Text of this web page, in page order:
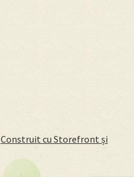
Construit cu Storefront și